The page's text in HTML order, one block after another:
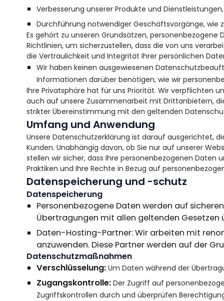
Verbesserung unserer Produkte und
Durchführung notwendiger Geschäftsvorgänge, wie
Es gehört zu unseren Grundsätzen,
Richtlinien, um sicherzustellen, dass die von uns
die Vertraulichkeit und Integrität Ihrer persönlichen
Wir haben keinen ausgewiesenen
Informationen darüber benötigen, wie wir
Ihre Privatsphäre hat für uns Priorität. Wir verpflichten
auch auf unsere Zusammenarbeit mit Drittanbietern,
strikter Übereinstimmung mit den geltenden
Umfang und Anwendung
Unsere Datenschutzerklärung ist darauf ausgerichtet,
Kunden. Unabhängig davon, ob Sie nur auf unserer
stellen wir sicher, dass Ihre personenbezogenen
Praktiken und Ihre Rechte in Bezug auf
Datenspeicherung und -schutz
Datenspeicherung
Personenbezogene Daten werden auf
Übertragungen mit allen geltenden
Daten-Hosting-Partner: Wir arbeiten mit
anzuwenden. Diese Partner werden auf der
Datenschutzmaßnahmen
Verschlüsselung: Um Daten während der
Zugangskontrolle: Der Zugriff auf
Zugriffskontrollen durch und überprüfen